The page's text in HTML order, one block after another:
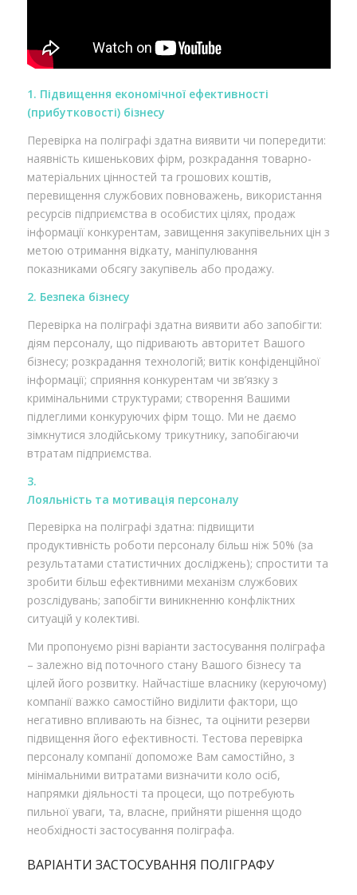
1. Підвищення економічної ефективності
(прибутковості) бізнесу
Перевірка на поліграфі здатна виявити чи попередити:
наявність кишенькових фірм, розкрадання товарно-
матеріальних цінностей та грошових коштів,
перевищення службових повноважень, використання
ресурсів підприємства в особистих цілях, продаж
інформації конкурентам, завищення закупівельних цін з
метою отримання відкату, маніпулювання
показниками обсягу закупівель або продажу.
2. Безпека бізнесу
Перевірка на поліграфі здатна виявити або запобігти:
діям персоналу, що підривають авторитет Вашого
бізнесу; розкрадання технологій; витік конфіденційної
інформації; сприяння конкурентам чи зв’язку з
кримінальними структурами; створення Вашими
підлеглими конкуруючих фірм тощо. Ми не даємо
зімкнутися злодійському трикутнику, запобігаючи
втратам підприємства.
3.
Лояльність та мотивація персоналу
Перевірка на поліграфі здатна: підвищити
продуктивність роботи персоналу більш ніж 50% (за
результатами статистичних досліджень); спростити та
зробити більш ефективними механізм службових
розслідувань; запобігти виникненню конфліктних
ситуацій у колективі.
Ми пропонуємо різні варіанти застосування поліграфа
– залежно від поточного стану Вашого бізнесу та
цілей його розвитку. Найчастіше власнику (керуючому)
компанії важко самостійно виділити фактори, що
негативно впливають на бізнес, та оцінити резерви
підвищення його ефективності. Тестова перевірка
персоналу компанії допоможе Вам самостійно, з
мінімальними витратами визначити коло осіб,
напрямки діяльності та процеси, що потребують
пильної уваги, та, власне, прийняти рішення щодо
необхідності застосування поліграфа.
ВАРІАНТИ ЗАСТОСУВАННЯ ПОЛІГРАФУ